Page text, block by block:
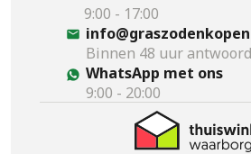
9:00 - 17:00
Binnen 48 uur antwoord
WhatsApp met ons
9:00 - 20:00